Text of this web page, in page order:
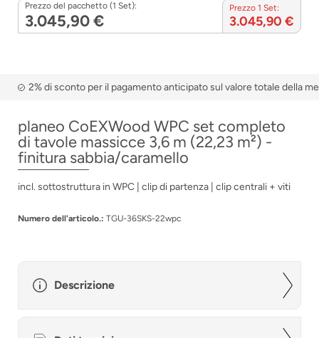
Prezzo del pacchetto (1 Set):
3.045,90 €
Prezzo 1 Set:
3.045,90 €
2% di sconto per il pagamento anticipato sul valore totale della
planeo CoEXWood WPC set completo
di tavole massicce 3,6 m (22,23 m²) -
finitura sabbia/caramello
incl. sottostruttura in WPC | clip di partenza | clip centrali + viti
Numero dell'articolo.: TGU-36SKS-22wpc
Descrizione